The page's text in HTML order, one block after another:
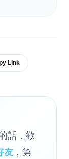
Link
話，歡
友 ，第